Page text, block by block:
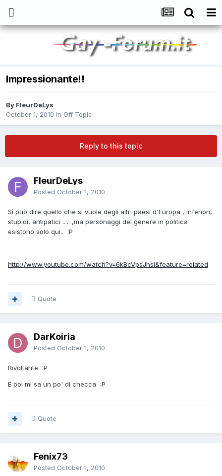
Impressionante!!
By FleurDeLys
October 1, 2010 in Off Topic
Reply to this topic
FleurDeLys
Posted October 1, 2010
Sì può dire quello che si vuole degli altri paesi d'Europa , inferiori,
stupidi, antipatici ..... ,ma personaggi del genere in politica
esistono solo qui.. :P
http://www.youtube.com/watch?v=6kBcVpsJhsI&feature=related
Quote
DarKoiria
Posted October 1, 2010
Rivoltante :P
E poi mi sa un po' di checca :P
Quote
Fenix73
Posted October 1, 2010